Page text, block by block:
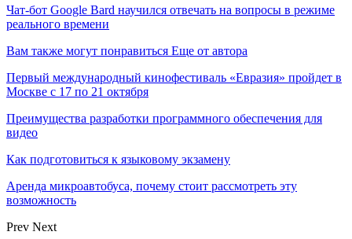
Чат-бот Google Bard научился отвечать на вопросы в режиме
реального времени
Вам также могут понравиться Еще от автора
Первый международный кинофестиваль «Евразия» пройдет в
Москве с 17 по 21 октября
Преимущества разработки программного обеспечения для
видео
Как подготовиться к языковому экзамену
Аренда микроавтобуса, почему стоит рассмотреть эту
возможность
Prev Next